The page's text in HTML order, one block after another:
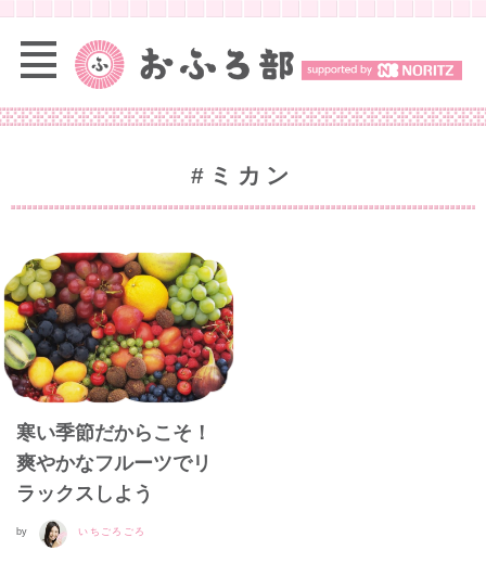
#ミカン
寒い季節だからこそ！
爽やかなフルーツでリ
ラックスしよう
by いちごろごろ